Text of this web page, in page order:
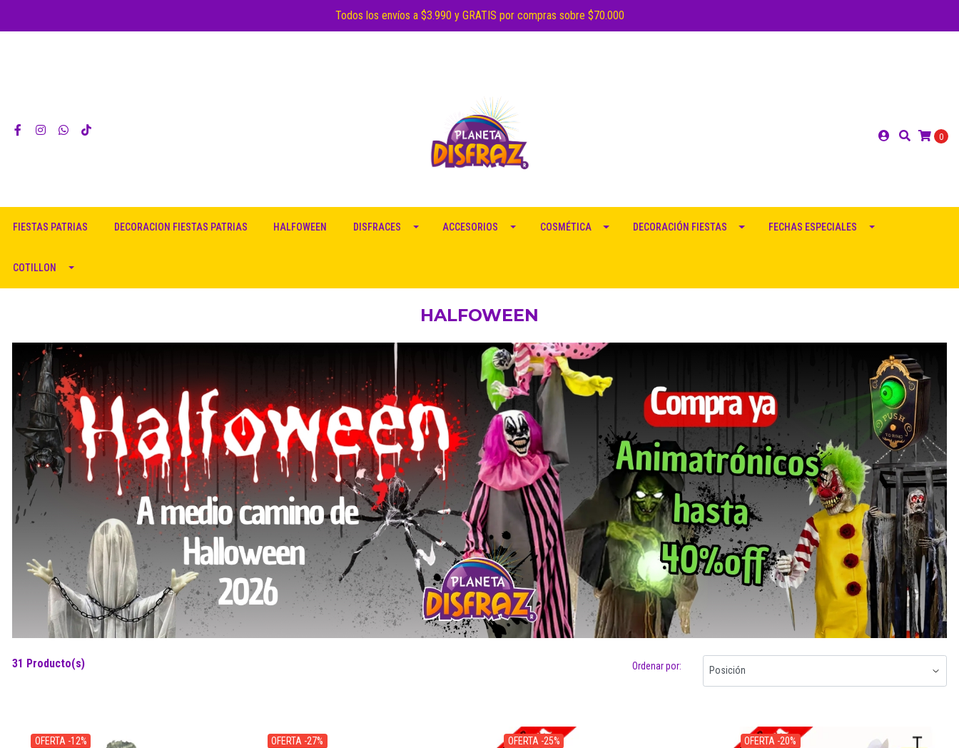
Todos los envíos a $3.990 y GRATIS por compras sobre $70.000
0
FIESTAS PATRIAS DECORACION FIESTAS PATRIAS HALFOWEEN DISFRACES ACCESORIOS COSMÉTICA DECORACIÓN FIESTAS FECHAS ESPECIALES
COTILLON
HALFOWEEN
31 Producto(s) Ordenar por:
OFERTA -12% OFERTA -27% OFERTA -25% OFERTA -20%